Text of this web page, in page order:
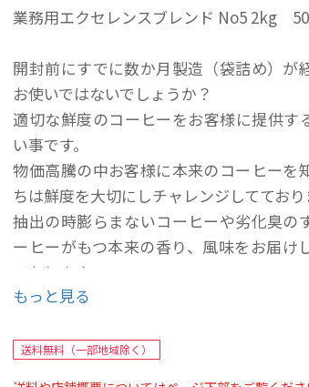
業務用エクセレンスブレンド No5 2kg
開封前にすでに数か月製造（袋詰め）が
お使いではないでしょうか？
適切な鮮度のコーヒーをお客様に提供す
い事です。
物価高騰の中お客様に本来のコーヒーを
ちは鮮度を大切にしチャレンジしてており
抽出の時膨らまないコーヒーや劣化臭の
ーヒーがもつ本来の香り、風味をお届け
でおります。
是非お客様にコーヒー本来の香りに包ま
宜しくお願い致します。
もっと見る
送料無料（一部地域除く）